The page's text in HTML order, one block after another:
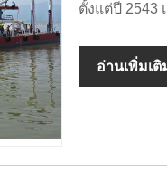
ตั้งแต่ปี 2543
อ่านเพิ่มเติ